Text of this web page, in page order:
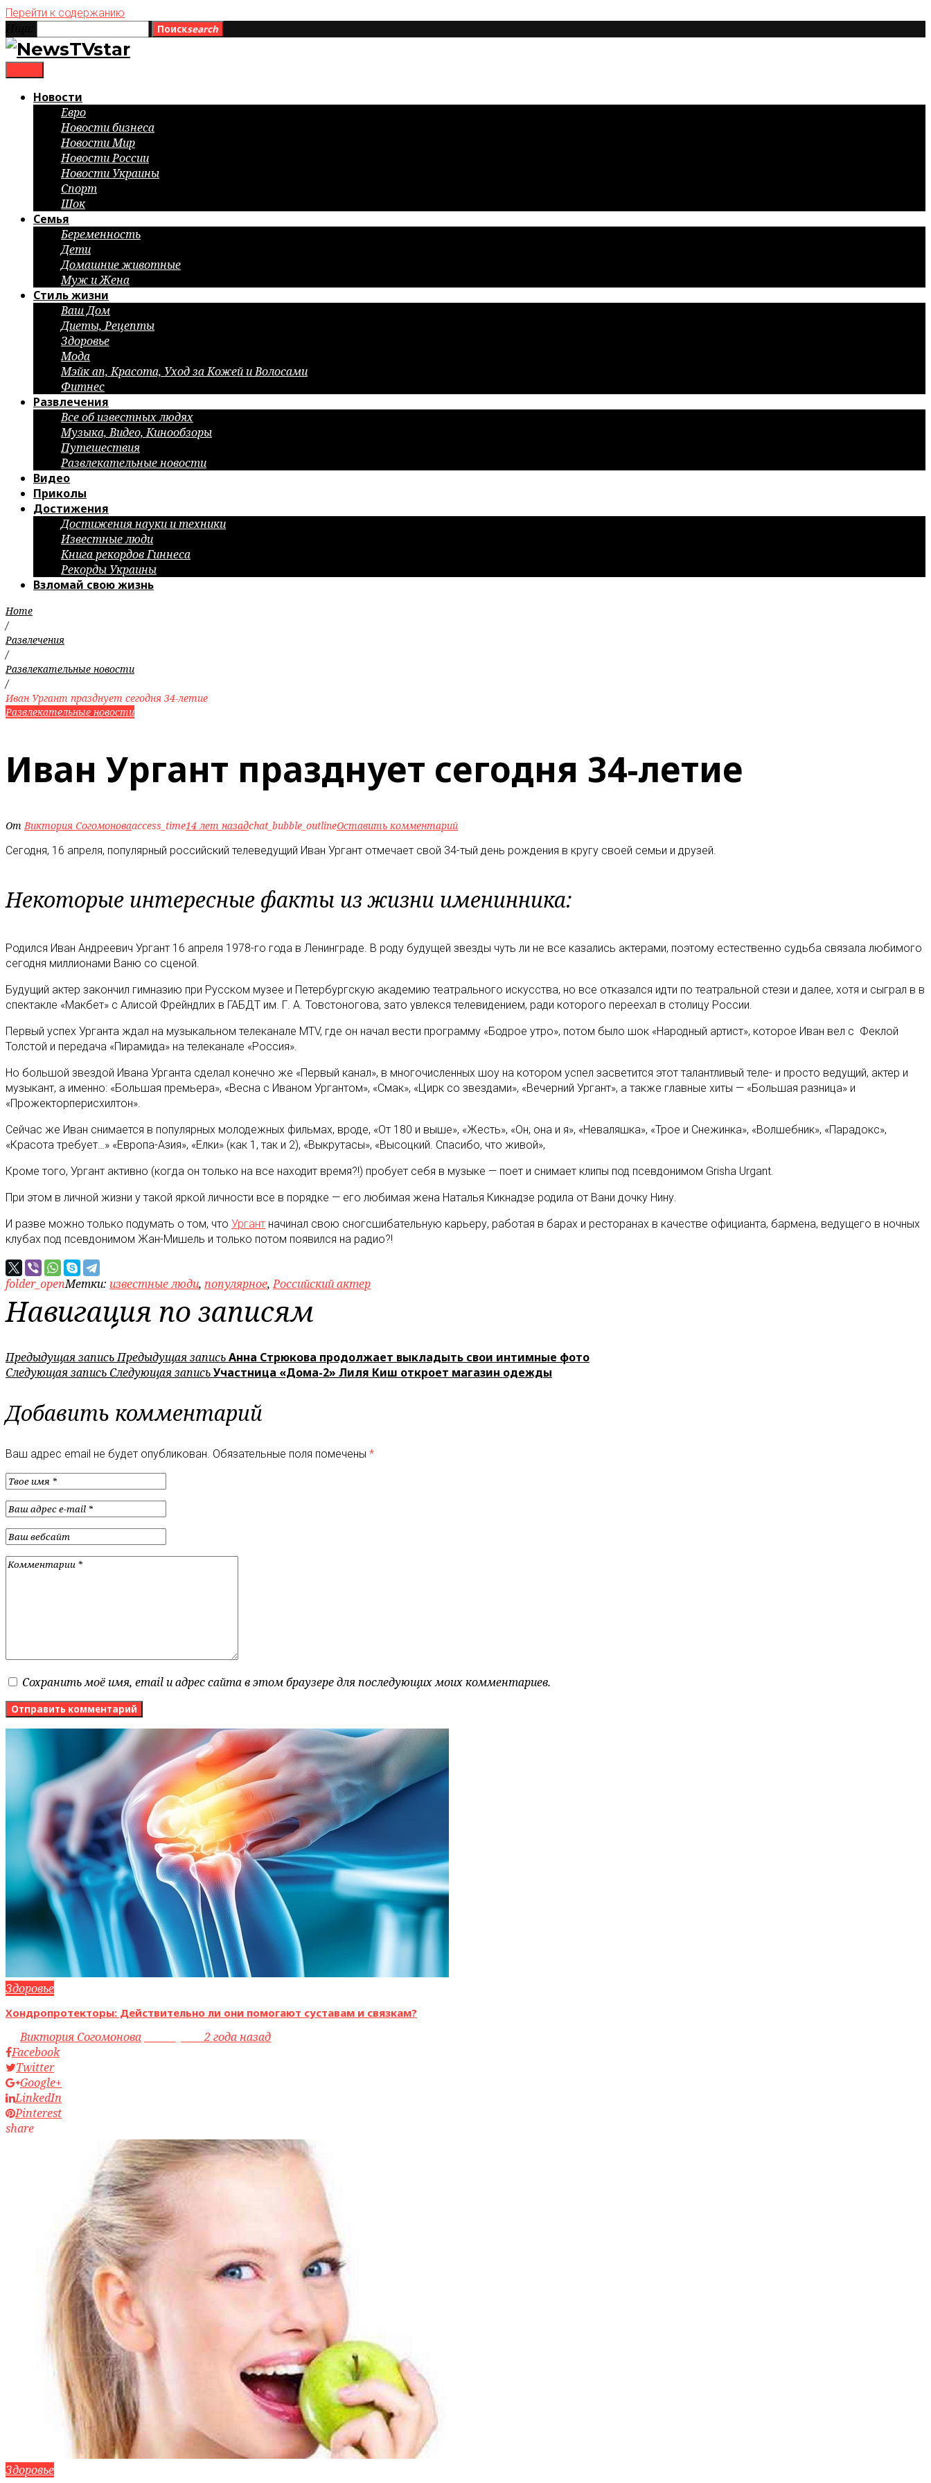
Перейти к содержанию
Поискsearch
Новости
Евро
Новости бизнеса
Новости Мир
Новости России
Новости Украины
Спорт
Шок
Семья
Беременность
Дети
Домашние животные
Муж и Жена
Стиль жизни
Ваш Дом
Диеты, Рецепты
Здоровье
Мода
Мэйк ап, Красота, Уход за Кожей и Волосами
Фитнес
Развлечения
Все об известных людях
Музыка, Видео, Кинообзоры
Путешествия
Развлекательные новости
Видео
Приколы
Достижения
Достижения науки и техники
Известные люди
Книга рекордов Гиннеса
Рекорды Украины
Взломай свою жизнь
Home
/
Развлечения
/
Развлекательные новости
/
Иван Ургант празднует сегодня 34-летие
Развлекательные новости
Иван Ургант празднует сегодня 34-летие
ОтВиктория Согомоноваaccess_time14 лет назадchat_bubble_outlineОставить комментарий
Сегодня, 16 апреля, популярный российский телеведущий Иван Ургант отмечает свой 34-тый день рождения в кругу своей семьи и друзей.
Некоторые интересные факты из жизни именинника:
Родился Иван Андреевич Ургант 16 апреля 1978-го года в Ленинграде. В роду будущей звезды чуть ли не все казались актерами, поэтому естественно судьба связала любимого
сегодня миллионами Ваню со сценой.
Будущий актер закончил гимназию при Русском музее и Петербургскую академию театрального искусства, но все отказался идти по театральной стези и далее, хотя и сыграл в в
спектакле «Макбет» с Алисой Фрейндлих в ГАБДТ им. Г. А. Товстоногова, зато увлекся телевидением, ради которого переехал в столицу России.
Первый успех Урганта ждал на музыкальном телеканале MTV, где он начал вести программу «Бодрое утро», потом было шок «Народный артист», которое Иван вел с Феклой
Толстой и передача «Пирамида» на телеканале «Россия».
Но большой звездой Ивана Урганта сделал конечно же «Первый канал», в многочисленных шоу на котором успел засветится этот талантливый теле- и просто ведущий, актер и
музыкант, а именно: «Большая премьера», «Весна с Иваном Ургантом», «Смак», «Цирк со звездами», «Вечерний Ургант», а также главные хиты — «Большая разница» и
«Прожекторперисхилтон».
Сейчас же Иван снимается в популярных молодежных фильмах, вроде, «От 180 и выше», «Жесть», «Он, она и я», «Неваляшка», «Трое и Снежинка», «Волшебник», «Парадокс»,
«Красота требует…» «Европа-Азия», «Елки» (как 1, так и 2), «Выкрутасы», «Высоцкий. Спасибо, что живой»,
Кроме того, Ургант активно (когда он только на все находит время?!) пробует себя в музыке — поет и снимает клипы под псевдонимом Grisha Urgant.
При этом в личной жизни у такой яркой личности все в порядке — его любимая жена Наталья Кикнадзе родила от Вани дочку Нину.
И разве можно только подумать о том, что Ургант начинал свою сногсшибательную карьеру, работая в барах и ресторанах в качестве официанта, бармена, ведущего в ночных
клубах под псевдонимом Жан-Мишель и только потом появился на радио?!
folder_openМетки: известные люди, популярное,Российский актер
Навигация по записям
Предыдущая записьПредыдущая записьАнна Стрюкова продолжает выкладыть свои интимные фото
Следующая запись Следующая записьУчастница «Дома-2» Лиля Киш откроет магазин одежды
Добавить комментарий
Ваш адрес email не будет опубликован. Обязательные поля помечены *
Сохранить моё имя, email и адрес сайта в этом браузере для последующих моих комментариев.
Здоровье
Хондропротекторы: Действительно ли они помогают суставам и связкам?
byВиктория Согомонова access_time2 года назад
Facebook
Twitter
Google+
LinkedIn
Pinterest
share
Здоровье